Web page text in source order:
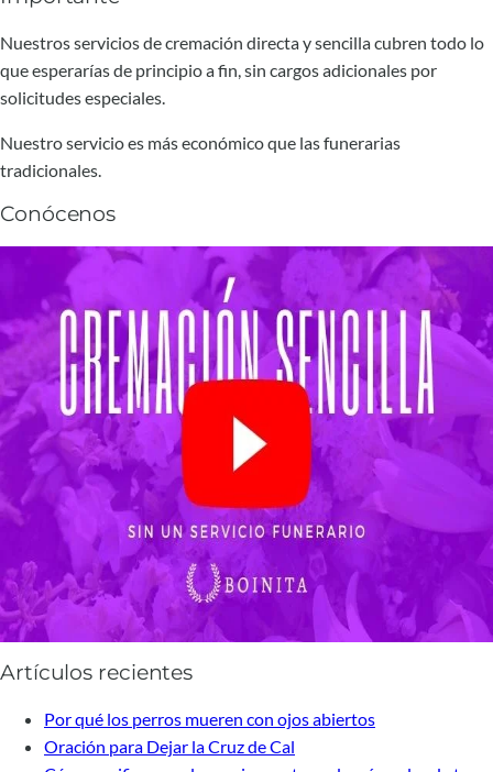
Nuestros servicios de cremación directa y sencilla cubren todo lo
que esperarías de principio a fin, sin cargos adicionales por
solicitudes especiales.
Nuestro servicio es más económico que las funerarias
tradicionales.
Conócenos
Artículos recientes
Por qué los perros mueren con ojos abiertos
Oración para Dejar la Cruz de Cal